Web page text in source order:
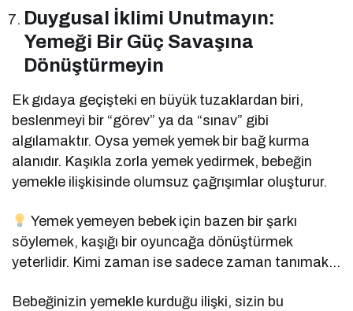
Duygusal İklimi Unutmayın:
Yemeği Bir Güç Savaşına
Dönüştürmeyin
Ek gıdaya geçişteki en büyük tuzaklardan biri,
beslenmeyi bir “görev” ya da “sınav” gibi
algılamaktır. Oysa yemek yemek bir bağ kurma
alanıdır. Kaşıkla zorla yemek yedirmek, bebeğin
yemekle ilişkisinde olumsuz çağrışımlar oluşturur.
Yemek yemeyen bebek için bazen bir şarkı
söylemek, kaşığı bir oyuncağa dönüştürmek
yeterlidir. Kimi zaman ise sadece zaman tanımak…
Bebeğinizin yemekle kurduğu ilişki, sizin bu